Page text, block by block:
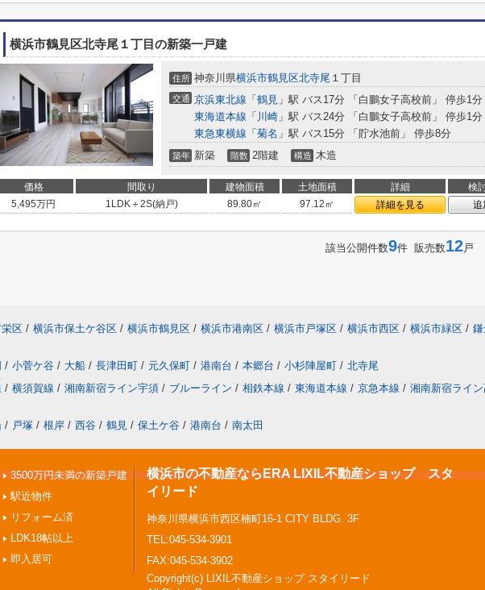
横浜市鶴見区北寺尾１丁目の新築一戸建
住所 神奈川県横浜市鶴見区北寺尾 １丁目
交通 京浜東北線 「 鶴見 」駅 バス17分 「白鵬女子高校前」 停歩1分
東海道本線 「 川崎 」駅 バス24分 「白鵬女子高校前」 停歩1分
東急東横線 「 菊名 」駅 バス15分 「貯水池前」 停歩8分
築年 新築 階数 2階建 構造 木造
価格 間取り 建物面積 土地面積 詳細
検
5,495万円 1LDK＋2S(納戸) 89.80㎡ 97.12㎡ 詳細を見る 追
該当公開件数9件 販売数12戸
区 / 横浜市保土ケ谷区 / 横浜市鶴見区 / 横浜市港南区 / 横浜市戸塚区 / 横浜市西区 / 横浜市緑区 /
/ 小菅ケ谷 / 大船 / 長津田町 / 元久保町 / 港南台 / 本郷台 / 小杉陣屋町 / 北寺尾
/ 横須賀線 / 湘南新宿ライン宇須 / ブルーライン / 相鉄本線 / 東海道本線 / 京急本線 / 湘南新宿ライ
/ 戸塚 / 根岸 / 西谷 / 鶴見 / 保土ケ谷 / 港南台 / 南太田
3500万円未満の新築戸建
駅近物件
リフォーム済
LDK18帖以上
即入居可
横浜市の不動産ならERA LIXIL不動産ショップ スタ
イリード
神奈川県横浜市西区楠町16-1 CITY BLDG. 3F
TEL:045-534-3901
FAX:045-534-3902
Copyright(c) LIXIL不動産ショップ スタイリード